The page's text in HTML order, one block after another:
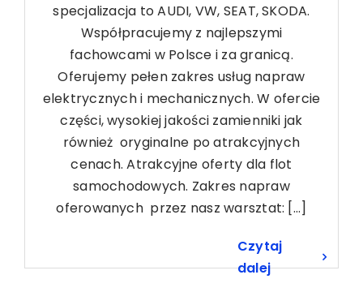
specjalizacja to AUDI, VW, SEAT, SKODA.
Współpracujemy z najlepszymi
fachowcami w Polsce i za granicą.
Oferujemy pełen zakres usług napraw
elektrycznych i mechanicznych. W ofercie
części, wysokiej jakości zamienniki jak
również oryginalne po atrakcyjnych
cenach. Atrakcyjne oferty dla flot
samochodowych. Zakres napraw
oferowanych przez nasz warsztat: [...]
Czytaj
dalej